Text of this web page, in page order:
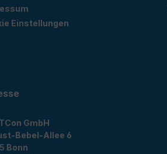
Einstellungen
GmbH
Bebel-Allee 6
Bonn